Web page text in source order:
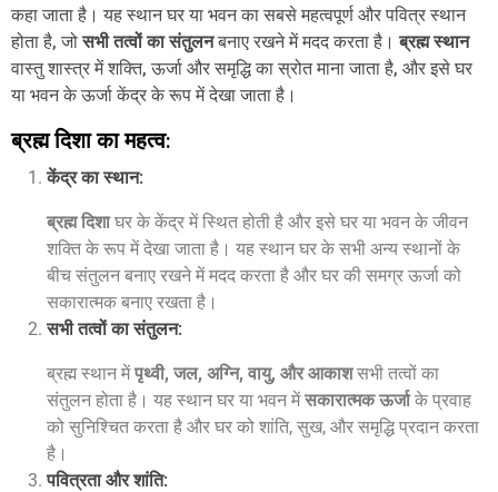
कहा जाता है। यह स्थान घर या भवन का सबसे महत्वपूर्ण और पवित्र स्थान
होता है, जोसभी तत्वों का संतुलनबनाए रखने में मदद करता है।ब्रह्म स्थान
वास्तु शास्त्र में शक्ति, ऊर्जा और समृद्धि का स्रोत माना जाता है, और इसे घर
या भवन के ऊर्जा केंद्र के रूप में देखा जाता है।
ब्रह्म दिशा का महत्व:
केंद्र का स्थान:
ब्रह्म दिशाघर के केंद्र में स्थित होती है और इसे घर या भवन के जीवन
शक्ति के रूप में देखा जाता है। यह स्थान घर के सभी अन्य स्थानों के
बीच संतुलन बनाए रखने में मदद करता है और घर की समग्र ऊर्जा को
सकारात्मक बनाए रखता है।
सभी तत्वों का संतुलन:
ब्रह्म स्थान मेंपृथ्वी, जल, अग्नि, वायु, और आकाशसभी तत्वों का
संतुलन होता है। यह स्थान घर या भवन मेंसकारात्मक ऊर्जाके प्रवाह
को सुनिश्चित करता है और घर को शांति, सुख, और समृद्धि प्रदान करता
है।
पवित्रता और शांति: